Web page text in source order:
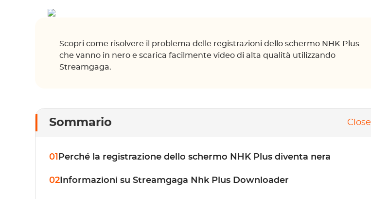
Scopri come risolvere il problema delle registrazioni dello schermo NHK Plus
che vanno in nero e scarica facilmente video di alta qualità utilizzando
Streamgaga.
Sommario Close
01 Perché la registrazione dello schermo NHK Plus diventa nera
02 Informazioni su Streamgaga Nhk Plus Downloader